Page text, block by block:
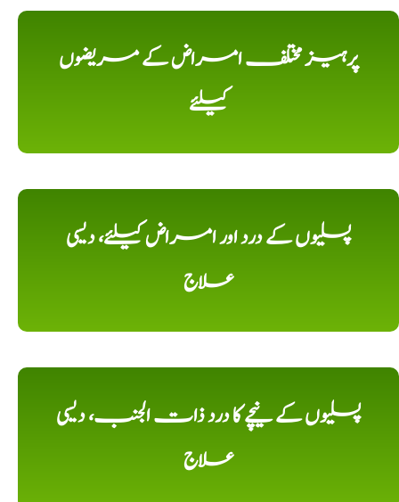
پرہیز مختلف امراض کے مریضوں
کیلئے
پسلیوں کے درد اور امراض کیلئے، دیسی
علاج
پسلیوں کے نیچے کا درد ذات الجنب، دیسی
علاج